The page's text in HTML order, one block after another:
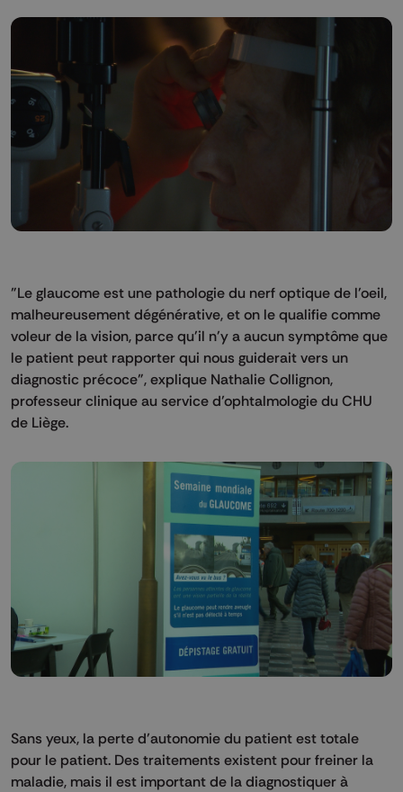
"Le glaucome est une pathologie du nerf optique de l'oeil,
malheureusement dégénérative, et on le qualifie comme
voleur de la vision, parce qu'il n'y a aucun symptôme que
le patient peut rapporter qui nous guiderait vers un
diagnostic précoce", explique Nathalie Collignon,
professeur clinique au service d’ophtalmologie du CHU
de Liège.
Sans yeux, la perte d’autonomie du patient est totale
pour le patient. Des traitements existent pour freiner la
maladie, mais il est important de la diagnostiquer à